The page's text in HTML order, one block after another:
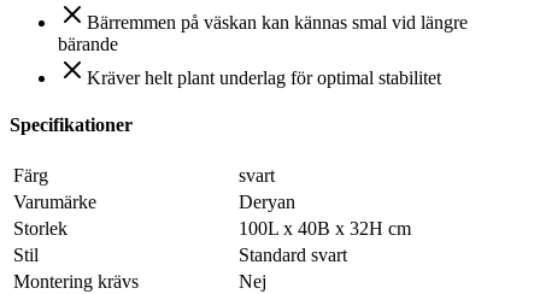
Bärremmen på väskan kan kännas smal vid längre
bärande
Kräver helt plant underlag för optimal stabilitet
Specifikationer
Färg
svart
Varumärke
Deryan
Storlek
100L x 40B x 32H cm
Stil
Standard svart
Montering krävs
Nej